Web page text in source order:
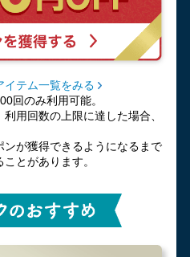
イテム一覧をみる
回のみ利用可能。
用回数の上限に達した場合、
が獲得できるようになるまで
とがあります。